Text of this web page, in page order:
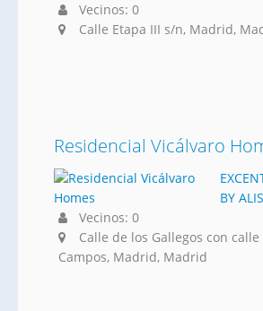
Vecinos: 0
Calle Etapa III s/n, Madrid,
Residencial Vicálvaro
BY
Vecinos: 0
Calle de los Gallegos con
Campos, Madrid, Madrid